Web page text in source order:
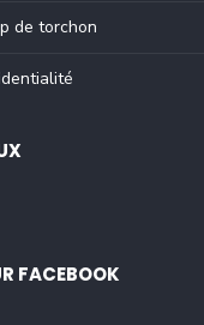
de torchon
FACEBOOK